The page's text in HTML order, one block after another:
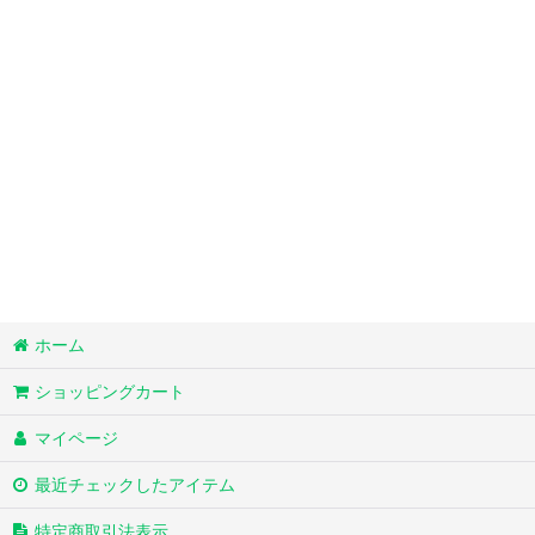
ホーム
ショッピングカート
マイページ
最近チェックしたアイテム
特定商取引法表示